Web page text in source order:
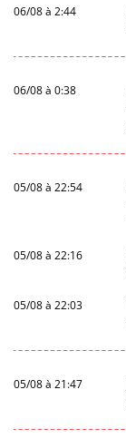
06/08 à 2:44
06/08 à 0:38
05/08 à 22:54
05/08 à 22:16
05/08 à 22:03
05/08 à 21:47